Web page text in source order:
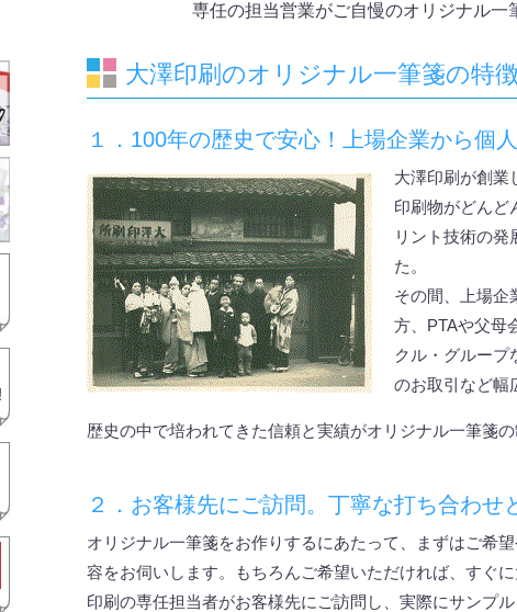
専任の担当営業がご自慢のオリジナル一
大澤印刷のオリジナル一筆箋の特徴
１．100年の歴史で安心！上場企業から個
大澤印刷が創業
印刷物がどんど
リント技術の発
た。
その間、上場企
方、PTAや父母
クル・グループ
のお取引など幅
歴史の中で培われてきた信頼と実績がオリジナル一筆箋の
２．お客様先にご訪問。丁寧な打ち合わせ
オリジナル一筆箋をお作りするにあたって、まずはご希
容をお伺いします。もちろんご希望いただければ、すぐ
印刷の専任担当者がお客様先にご訪問し、実際にサンプ